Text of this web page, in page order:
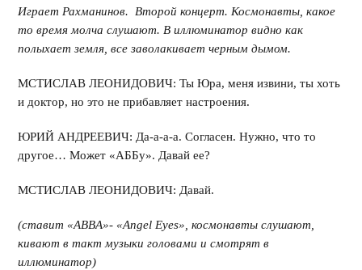
Играет Рахманинов. Второй концерт. Космонавты, какое
то время молча слушают. В иллюминатор видно как
полыхает земля, все заволакивает черным дымом.
МСТИСЛАВ ЛЕОНИДОВИЧ: Ты Юра, меня извини, ты хоть
и доктор, но это не прибавляет настроения.
ЮРИЙ АНДРЕЕВИЧ: Да-а-а-а. Согласен. Нужно, что то
другое… Может «АББу». Давай ее?
МСТИСЛАВ ЛЕОНИДОВИЧ: Давай.
(ставит «ABBA»- «Angel Eyes», космонавты слушают,
кивают в такт музыки головами и смотрят в
иллюминатор)